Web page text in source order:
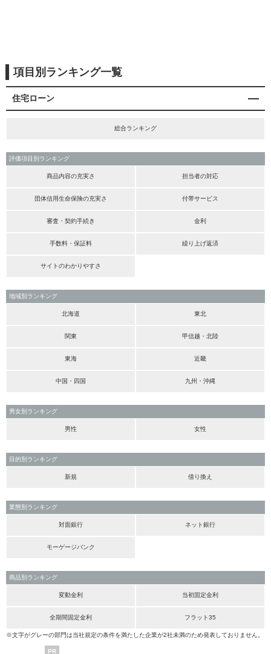
項目別ランキング一覧
住宅ローン
総合ランキング
評価項目別ランキング
商品内容の充実さ 担当者の対応
団体信用生命保険の充実さ 付帯サービス
審査・契約手続き 金利
手数料・保証料 繰り上げ返済
サイトのわかりやすさ
地域別ランキング
北海道 東北
関東 甲信越・北陸
東海 近畿
中国・四国 九州・沖縄
男女別ランキング
男性 女性
目的別ランキング
新規 借り換え
業態別ランキング
対面銀行 ネット銀行
モーゲージバンク
商品別ランキング
変動金利 当初固定金利
全期間固定金利 フラット35
※文字がグレーの部門は当社規定の条件を満たした企業が2社未満のため発表しておりません。
PR